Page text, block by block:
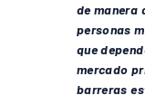
de manera
personas
que
mercado
barreras